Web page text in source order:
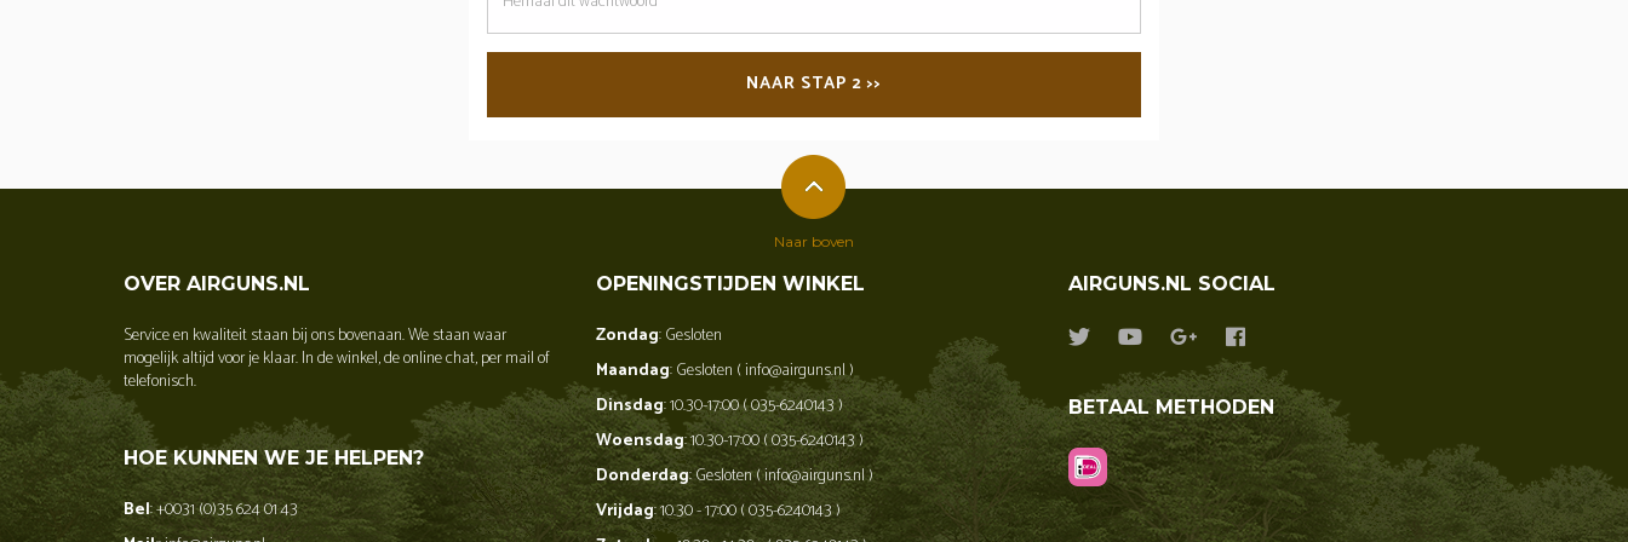
NAAR STAP 2 >>
OVER AIRGUNS.NL
Service en kwaliteit staan bij ons bovenaan. We staan waar
mogelijk altijd voor je klaar. In de winkel, de online chat, per mail of
telefonisch.
HOE KUNNEN WE JE HELPEN?
Bel: +0031 (0)35 624 01 43
OPENINGSTIJDEN WINKEL
Zondag: Gesloten
Maandag: Gesloten ( info@airguns.nl )
Dinsdag: 10.30-17:00 ( 035-6240143 )
Woensdag: 10.30-17:00 ( 035-6240143 )
Donderdag: Gesloten ( info@airguns.nl )
Vrijdag: 10.30 - 17:00 ( 035-6240143 )
AIRGUNS.NL SOCIAL
BETAAL METHODEN
Naar boven